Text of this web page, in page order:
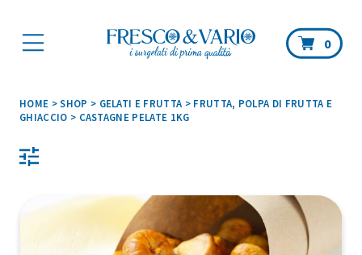
0
HOME >SHOP > GELATI E FRUTTA > FRUTTA, POLPA DI FRUTTA E
GHIACCIO > CASTAGNE PELATE 1KG